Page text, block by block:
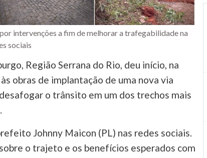
intervenções a fim de melhorar a trafegabilidade na
sociais
Região Serrana do Rio, deu início, na
obras de implantação de uma nova via
o trânsito em um dos trechos mais
Johnny Maicon (PL) nas redes sociais.
o trajeto e os benefícios esperados com